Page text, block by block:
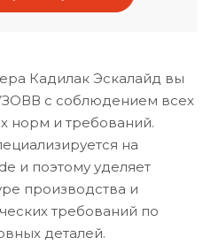
Кадилак Эскалайд вы
с соблюдением всех
норм и требований.
на
и поэтому уделяет
производства и
требований по
деталей.